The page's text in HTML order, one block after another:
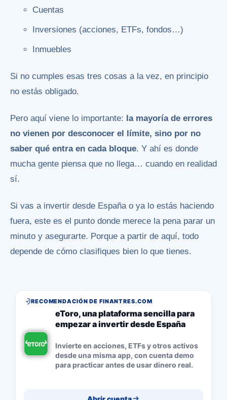
Cuentas
Inversiones (acciones, ETFs, fondos…)
Inmuebles
Si no cumples esas tres cosas a la vez, en principio
no estás obligado.
Pero aquí viene lo importante: la mayoría de errores
no vienen por desconocer el límite, sino por no
saber qué entra en cada bloque. Y ahí es donde
mucha gente piensa que no llega… cuando en realidad
sí.
Si vas a invertir desde España o ya lo estás haciendo
fuera, este es el punto donde merece la pena parar un
minuto y asegurarte. Porque a partir de aquí, todo
depende de cómo clasifiques bien lo que tienes.
RECOMENDACIÓN DE FINANTRES.COM
eToro, una plataforma sencilla para
empezar a invertir desde España
Invierte en acciones, ETFs y otros activos
desde una misma app, con cuenta demo
para practicar antes de usar dinero real.